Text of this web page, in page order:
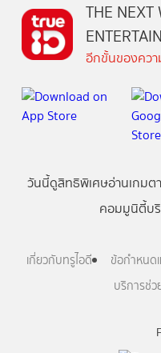
THE NEXT
อีกขั้นของควา
วันนี้ดูสิทธิพิเศษอ่านเกมต
คอมมูนิตี้บ
เกี่ยวกับทรูไอดี ข้อกำหนดแ
บริการช่ว